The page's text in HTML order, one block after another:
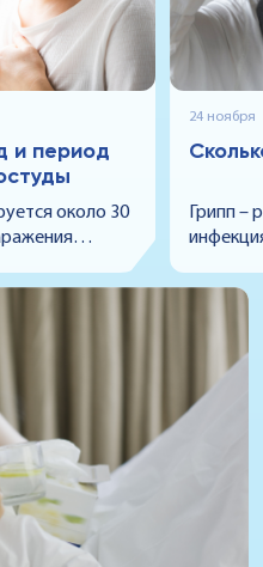
и период
около 30
о том, что
В этой
и на какой
«выходить
24 ноября
Грипп –
болезнь
начало